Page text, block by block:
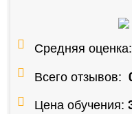
Средняя оценка:
Всего отзывов:
Цена обучения: